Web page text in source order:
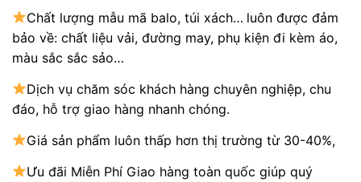
Chất lượng mẫu mã balo, túi xách… luôn được đảm
bảo về: chất liệu vải, đường may, phụ kiện đi kèm áo,
màu sắc sắc sảo…
Dịch vụ chăm sóc khách hàng chuyên nghiệp, chu
đáo, hỗ trợ giao hàng nhanh chóng.
Giá sản phẩm luôn thấp hơn thị trường từ 30-40%,
Ưu đãi Miễn Phí Giao hàng toàn quốc giúp quý